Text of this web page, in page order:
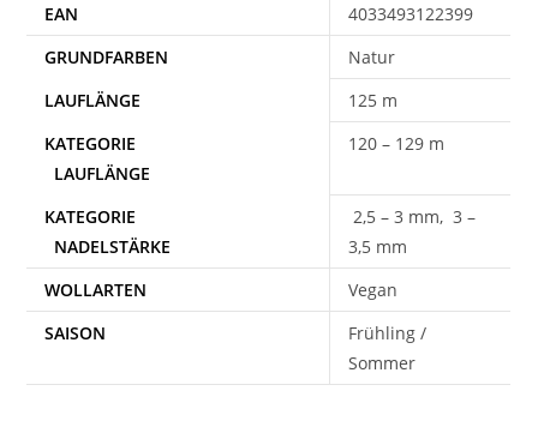
EAN
4033493122399
Natur
125 m
120 – 129 m
2,5 – 3 mm, 3 –
3,5 mm
WOLLARTEN
Vegan
SAISON
Frühling /
Sommer